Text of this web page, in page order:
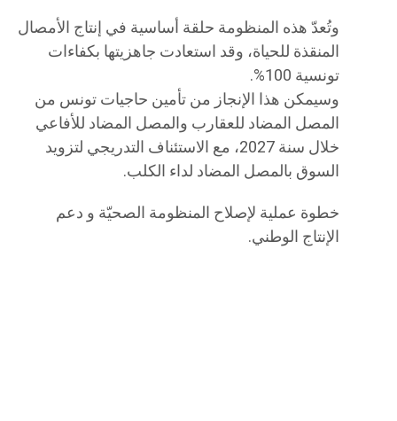
وتُعدّ هذه المنظومة حلقة أساسية في إنتاج الأمصال
المنقذة للحياة، وقد استعادت جاهزيتها بكفاءات
تونسية 100%.
وسيمكن هذا الإنجاز من تأمين حاجيات تونس من
المصل المضاد للعقارب والمصل المضاد للأفاعي
خلال سنة 2027، مع الاستئناف التدريجي لتزويد
السوق بالمصل المضاد لداء الكلب.
خطوة عملية لإصلاح المنظومة الصحيّة و دعم
الإنتاج الوطني.